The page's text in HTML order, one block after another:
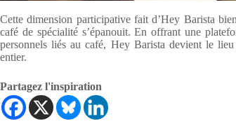
Cette dimension participative fait d’Hey Barista
café de spécialité s’épanouit. En offrant une
personnels liés au café, Hey Barista devient le
entier.
Partagez l'inspiration